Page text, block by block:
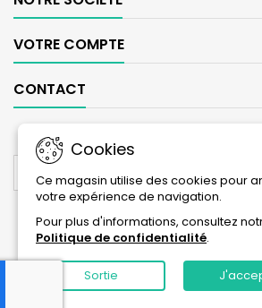
VOTRE COMPTE
CONTACT
Cookies
Ce magasin utilise des cookies pour
votre expérience de navigation.
Pour plus d'informations, consultez
Politique de confidentialité.
Sortie
Facebook